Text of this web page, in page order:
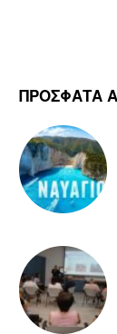
ΠΡΟΣΦΑΤΑ